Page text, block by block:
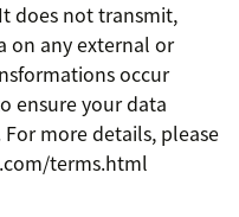
does not transmit,
on any external or
occur
ensure your data
more details, please
terms.html